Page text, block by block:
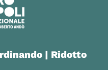
| Ridotto